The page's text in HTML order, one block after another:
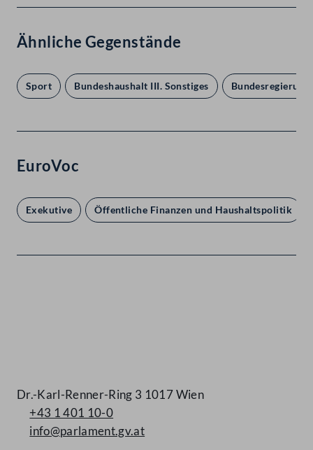
Ähnliche Gegenstände
Sport Bundeshaushalt III. Sonstiges Bundesregierung
EuroVoc
Exekutive Öffentliche Finanzen und Haushaltspolitik
Dr.-Karl-Renner-Ring 3 1017 Wien
+43 1 401 10-0
info@parlament.gv.at